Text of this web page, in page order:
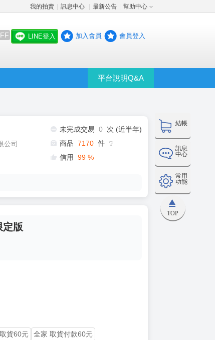
我的拍賣 訊息中心 最新公告 幫助中心
LINE登入 加入會員 會員登入
平台說明Q&A
結帳
訊息
中心
常用
功能
TOP
公司
未完成交易 0
次 (近半年)
商品 7170 件 ❔
信用 99 %
定版
貨60元
全家 取貨付款60元